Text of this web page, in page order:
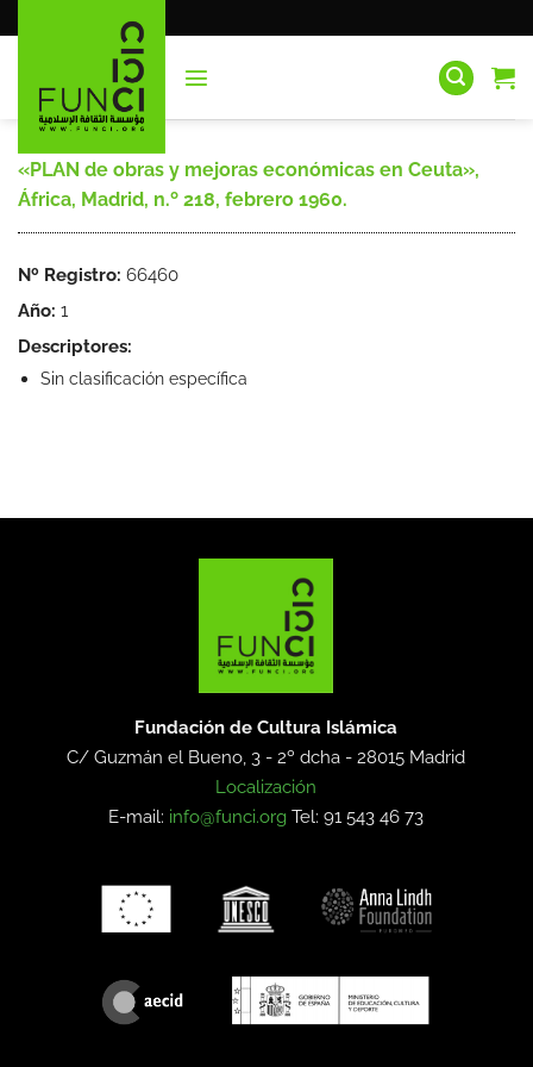
al
«PLAN de obras y mejoras económicas en Ceuta»,
África, Madrid, n.º 218, febrero 1960.
Nº Registro: 66460
Año: 1
Descriptores:
Sin clasificación específica
Fundación de Cultura Islámica
C/ Guzmán el Bueno, 3 - 2º dcha -28015 Madrid
Localización
E-mail: info@funci.org Tel: 91 543 46 73